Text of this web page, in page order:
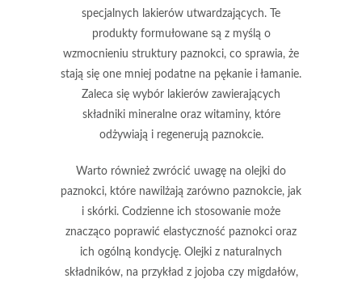
specjalnych lakierów utwardzających. Te
produkty formułowane są z myślą o
wzmocnieniu struktury paznokci, co sprawia, że
stają się one mniej podatne na pękanie i łamanie.
Zaleca się wybór lakierów zawierających
składniki mineralne oraz witaminy, które
odżywiają i regenerują paznokcie.
Warto również zwrócić uwagę na olejki do
paznokci, które nawilżają zarówno paznokcie, jak
i skórki. Codzienne ich stosowanie może
znacząco poprawić elastyczność paznokci oraz
ich ogólną kondycję. Olejki z naturalnych
składników, na przykład z jojoba czy migdałów,